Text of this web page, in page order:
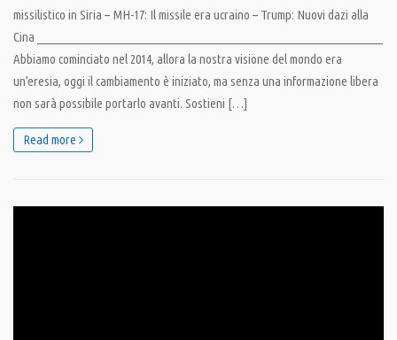
missilistico in Siria – MH-17: Il missile era ucraino – Trump: Nuovi dazi alla
Cina _________________________________________________________________
Abbiamo cominciato nel 2014, allora la nostra visione del mondo era
un’eresia, oggi il cambiamento è iniziato, ma senza una informazione libera
non sarà possibile portarlo avanti. Sostieni […]
Read more